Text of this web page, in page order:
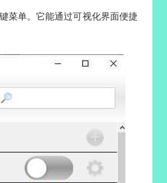
菜单。它能通过可视化界面便捷